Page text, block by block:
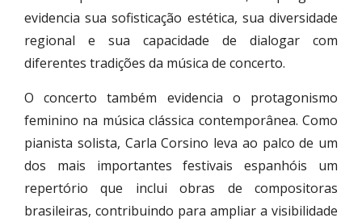
evidencia sua sofisticação estética, sua diversidade
regional e sua capacidade de dialogar com
diferentes tradições da música de concerto.
O concerto também evidencia o protagonismo
feminino na música clássica contemporânea. Como
pianista solista, Carla Corsino leva ao palco de um
dos mais importantes festivais espanhóis um
repertório que inclui obras de compositoras
brasileiras, contribuindo para ampliar a visibilidade